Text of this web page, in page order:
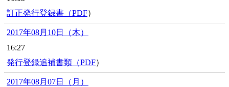
訂正発行登録書（PDF）
2017年08月10日（木）
16:27
発行登録追補書類（PDF）
2017年08月07日（月）